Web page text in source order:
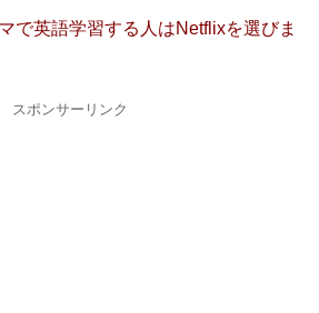
で英語学習する人はNetflixを選びま
スポンサーリンク